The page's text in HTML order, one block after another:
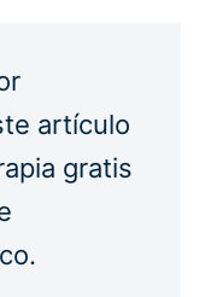
artículo
gratis